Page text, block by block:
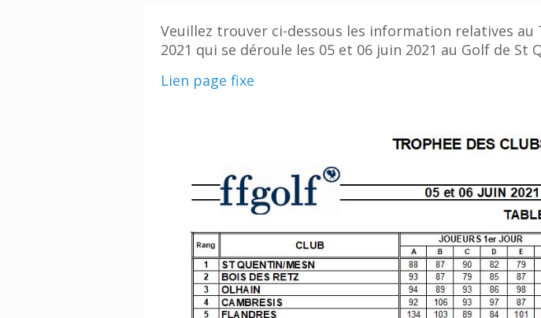
Veuillez trouver ci-dessous les information relatives au
2021 qui se déroule les 05 et 06 juin 2021 au Golf de St
Lien page fixe